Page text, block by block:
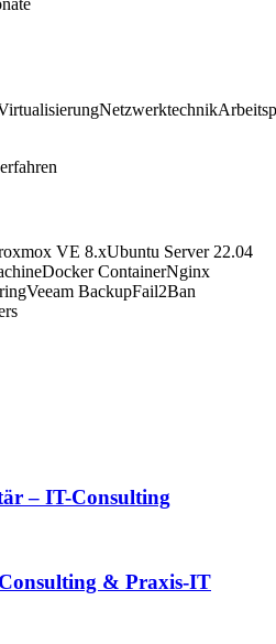
Netzwerktechnik
erfahren
VE 8.xUbuntu Server 22.04
Docker ContainerNginx
Veeam BackupFail2Ban
– IT-Consulting
& Praxis-IT